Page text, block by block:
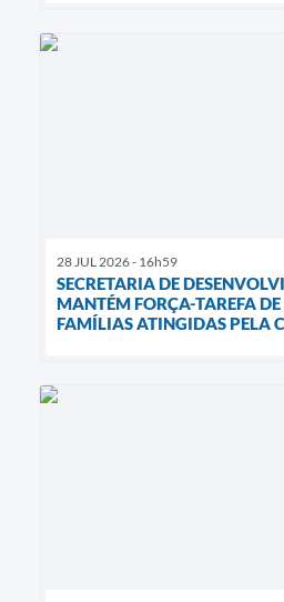
28 JUL 2026 - 16h59
SECRETARIA DE
MANTÉM FORÇA-TAREFA
FAMÍLIAS ATINGIDAS PELA